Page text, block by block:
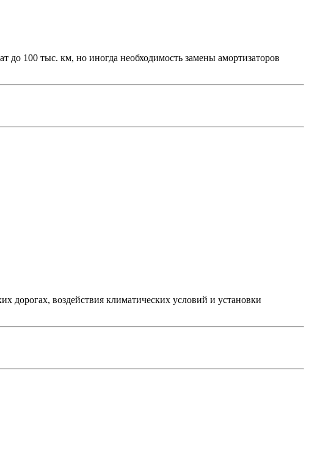
до 100 тыс. км, но иногда необходимость замены амортизаторов
дорогах, воздействия климатических условий и установки